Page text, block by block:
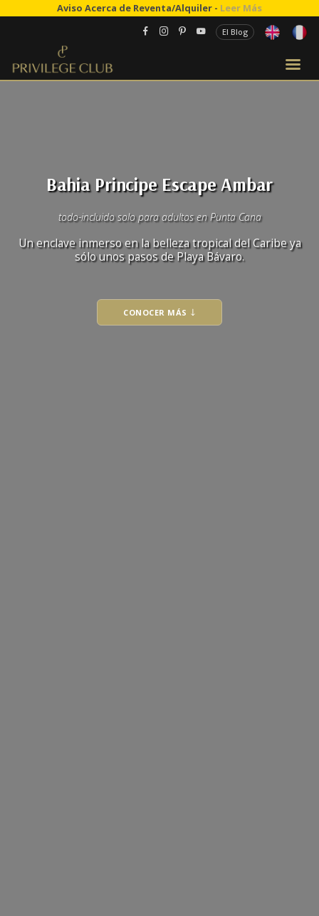
Aviso Acerca de Reventa/Alquiler - Leer Más
El Blog
Bahia Principe Escape Ambar
todo-incluido solo para adultos en Punta Cana
Un enclave inmerso en la belleza tropical del Caribe ya
sólo unos pasos de Playa Bávaro.
CONOCER MÁS